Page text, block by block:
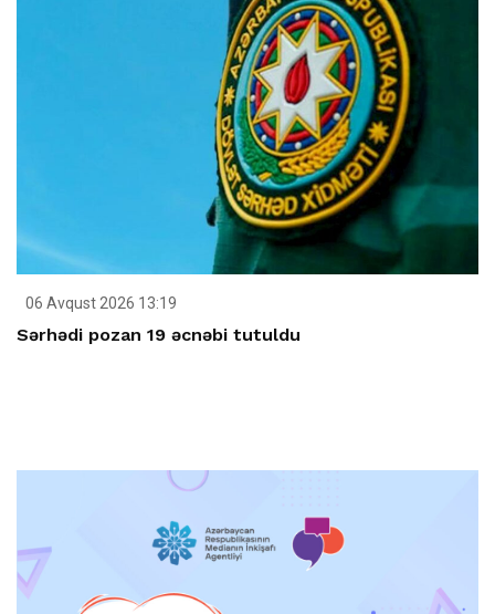
06 Avqust 2026 13:19
Sərhədi pozan 19 əcnəbi tutuldu